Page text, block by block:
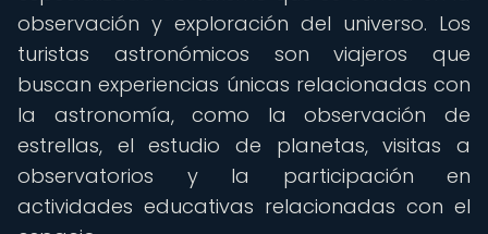
observación y exploración del universo. Los
turistas astronómicos son viajeros que
buscan experiencias únicas relacionadas con
la astronomía, como la observación de
estrellas, el estudio de planetas, visitas a
observatorios y la participación en
actividades educativas relacionadas con el